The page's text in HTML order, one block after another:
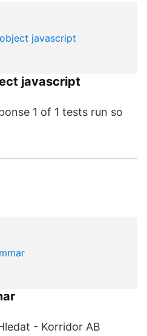
javascript
1 of 1 tests run so
- Korridor AB